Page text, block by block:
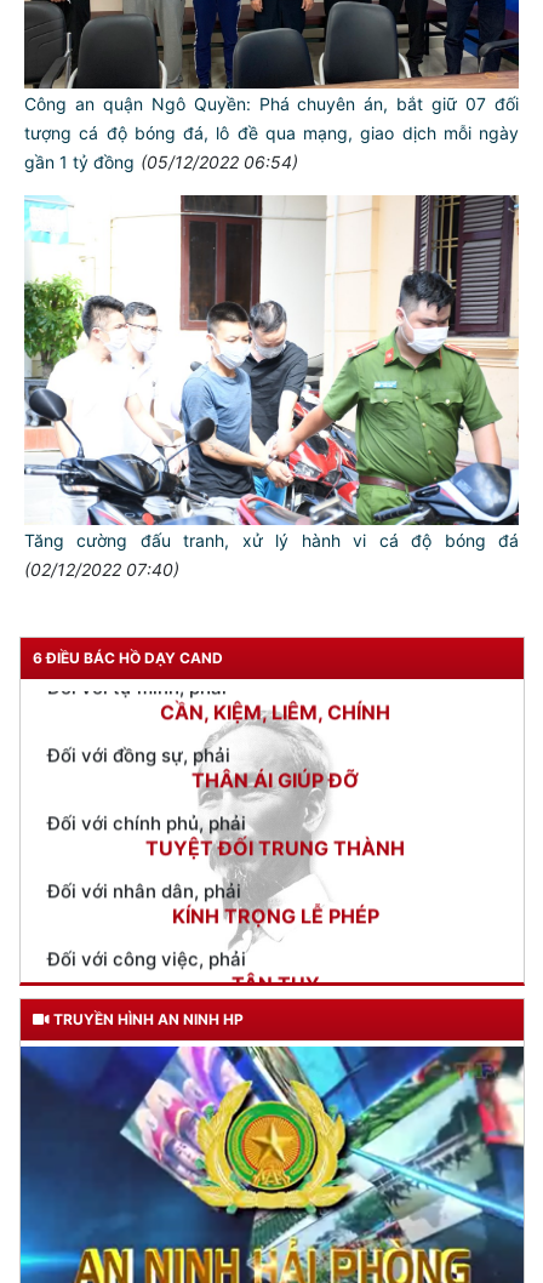
Công an quận Ngô Quyền: Phá chuyên án, bắt giữ 07 đối
tượng cá độ bóng đá, lô đề qua mạng, giao dịch mỗi ngày
gần 1 tỷ đồng (05/12/2022 06:54)
Tăng cường đấu tranh, xử lý hành vi cá độ bóng đá
(02/12/2022 07:40)
6 ĐIỀU BÁC HỒ DẠY CAND
TƯ CÁCH
NGƯỜI CÔNG AN CÁCH MỆNH LÀ:
CẦN, KIỆM, LIÊM, CHÍNH
Đối với đồng sự, phải
THÂN ÁI GIÚP ĐỠ
Đối với chính phủ, phải
TUYỆT ĐỐI TRUNG THÀNH
Đối với nhân dân, phải
KÍNH TRỌNG LỄ PHÉP
Đối với công việc, phải
TẬN TỤY
Đối với địch, phải
CƯƠNG QUYẾT, KHÔN KHÉO
Trích thư Chủ tịch Hồ Chí Minh
gửi Công an Khu XII,
ngày 11 tháng 3 năm 1948.
TRUYỀN HÌNH AN NINH HP